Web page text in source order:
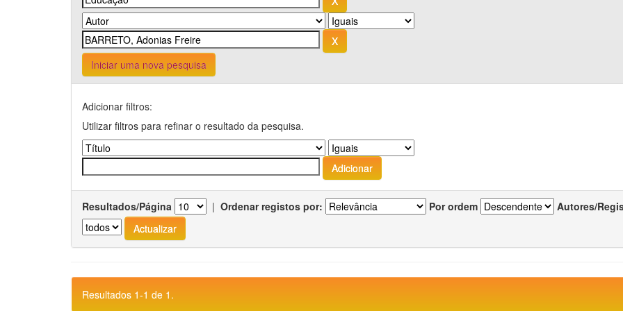
Iniciar uma nova pesquisa
Adicionar filtros:
Utilizar filtros para refinar o resultado da pesquisa.
Resultados/Página | Ordenar registos por: Por ordem Autores/
Resultados 1-1 de 1.